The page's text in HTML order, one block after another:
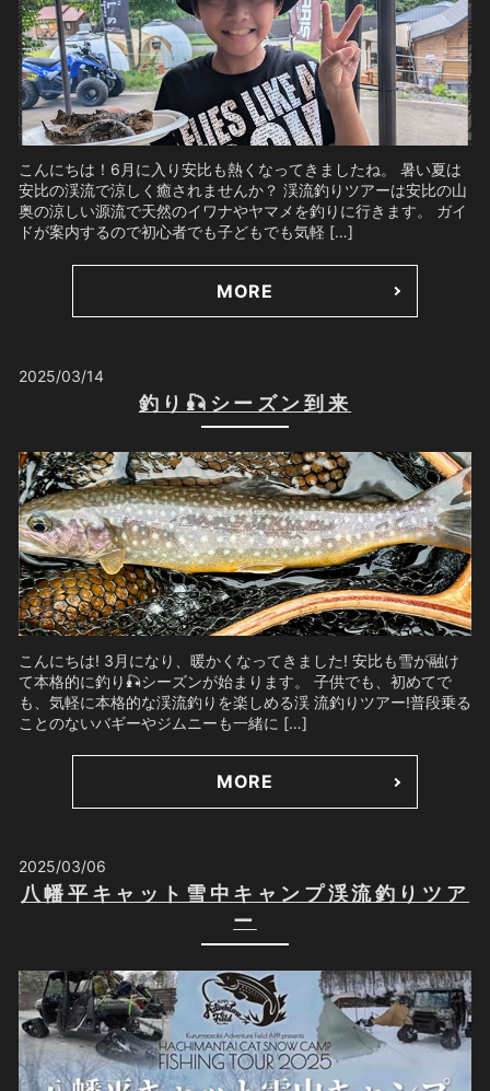
こんにちは！6月に入り安比も熱くなってきましたね。 暑い夏は
安比の渓流で涼しく癒されませんか？ 渓流釣りツアーは安比の山
奥の涼しい源流で天然のイワナやヤマメを釣りに行きます。 ガイ
ドが案内するので初心者でも子どもでも気軽 […]
MORE
2025/03/14
釣り🎣シーズン到来
こんにちは! 3月になり、暖かくなってきました! 安比も雪が融け
て本格的に釣り🎣シーズンが始まります。 子供でも、初めてで
も、気軽に本格的な渓流釣りを楽しめる渓 流釣りツアー!普段乗る
ことのないバギーやジムニーも一緒に […]
MORE
2025/03/06
八幡平キャット雪中キャンプ渓流釣りツア
ー